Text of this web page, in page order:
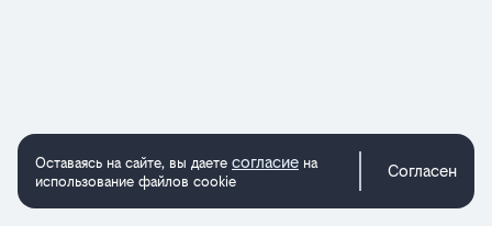
Оставаясь на сайте, вы даете согласие на
использование файлов cookie
Согласен